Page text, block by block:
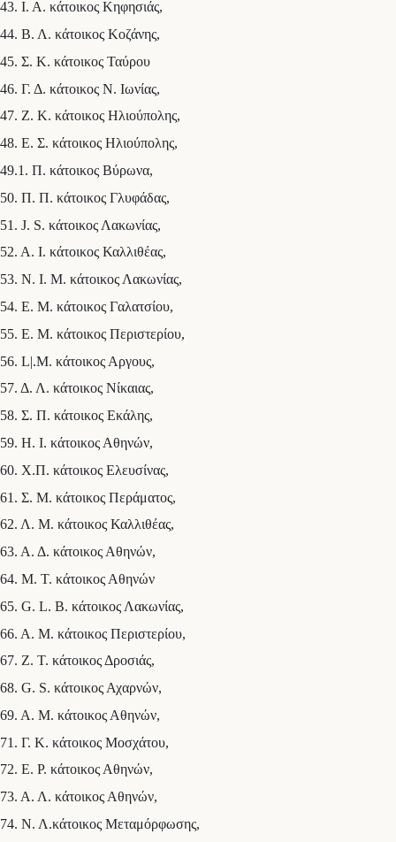
43. Ι. Α. κάτοικος Κηφησιάς,
44. Β. Λ. κάτοικος Κοζάνης,
45. Σ. Κ. κάτοικος Ταύρου
46. Γ. Δ. κάτοικος Ν. Ιωνίας,
47. Ζ. Κ. κάτοικος Ηλιούπολης,
48. Ε. Σ. κάτοικος Ηλιούπολης,
49.1. Π. κάτοικος Βύρωνα,
50. Π. Π. κάτοικος Γλυφάδας,
51. J. S. κάτοικος Λακωνίας,
52. Α. Ι. κάτοικος Καλλιθέας,
53. Ν. I. Μ. κάτοικος Λακωνίας,
54. Ε. Μ. κάτοικος Γαλατσίου,
55. Ε. Μ. κάτοικος Περιστερίου,
56. L|.Μ. κάτοικος Αργους,
57. Δ. Λ. κάτοικος Νίκαιας,
58. Σ. Π. κάτοικος Εκάλης,
59. Η. Ι. κάτοικος Αθηνών,
60. Χ.Π. κάτοικος Ελευσίνας,
61. Σ. Μ. κάτοικος Περάματος,
62. Λ. Μ. κάτοικος Καλλιθέας,
63. Α. Δ. κάτοικος Αθηνών,
64. Μ. Τ. κάτοικος Αθηνών
65. G. L. Β. κάτοικος Λακωνίας,
66. Α. Μ. κάτοικος Περιστερίου,
67. Ζ. Τ. κάτοικος Δροσιάς,
68. G. S. κάτοικος Αχαρνών,
69. Α. Μ. κάτοικος Αθηνών,
71. Γ. Κ. κάτοικος Μοσχάτου,
72. Ε. Ρ. κάτοικος Αθηνών,
73. Α. Λ. κάτοικος Αθηνών,
74. Ν. Λ.κάτοικος Μεταμόρφωσης,